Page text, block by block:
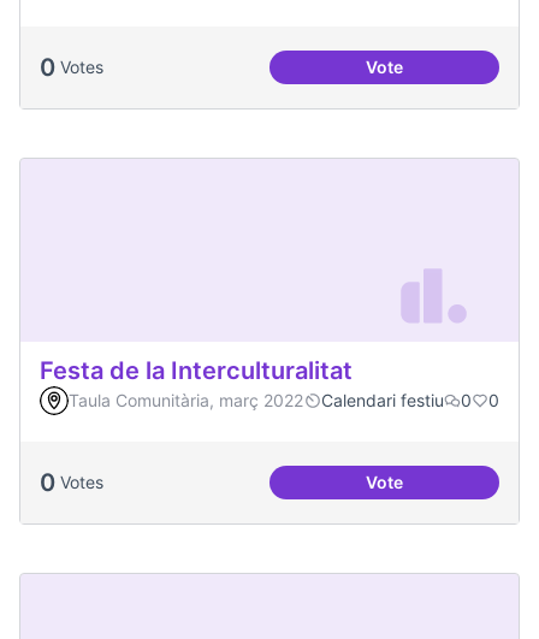
0 Votes VoteCelebracions
Festa de la Interculturalitat
Taula Comunitària, març 2022 Calendari festiu 0 0
0 Votes VoteFesta de la